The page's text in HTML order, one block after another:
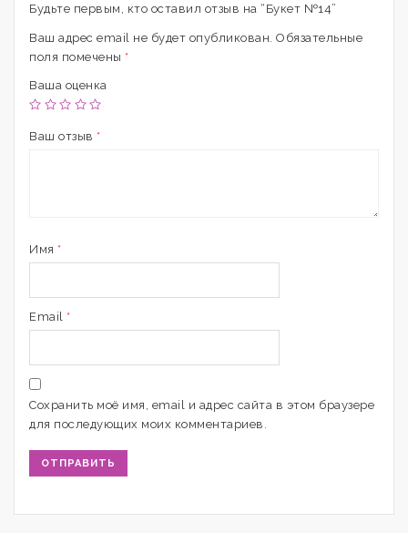
Будьте первым, кто оставил отзыв на “Букет №14”
Ваш адрес email не будет опубликован. Обязательные
поля помечены *
Ваша оценка
Ваш отзыв *
Имя *
Email *
Сохранить моё имя, email и адрес сайта в этом браузере
для последующих моих комментариев.